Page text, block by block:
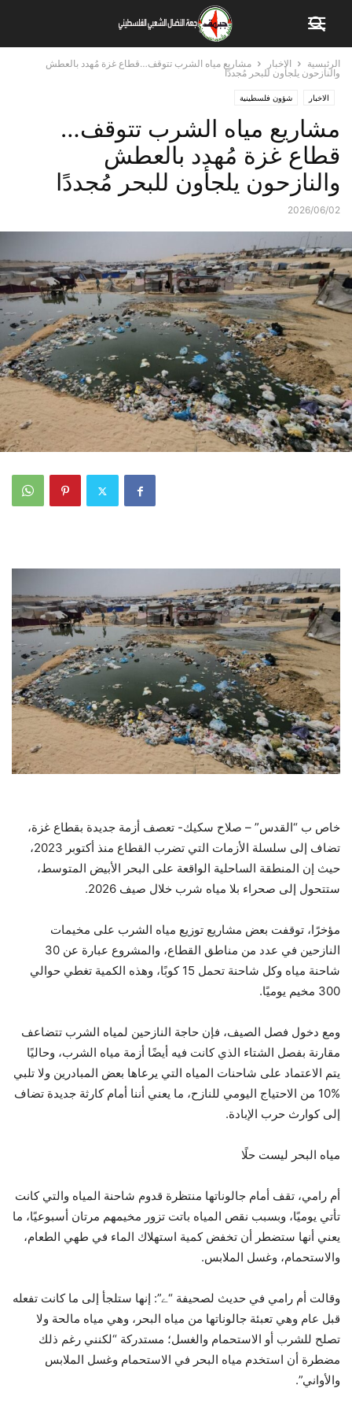
الرئيسية الاخبار
مشاريع مياه الشرب تتوقف…قطاع غزة مُهدد بالعطش
والنازحون يلجأون للبحر مُجددًا
الاخبار شؤون فلسطينية
مشاريع مياه الشرب تتوقف…
قطاع غزة مُهدد بالعطش
والنازحون يلجأون للبحر مُجددًا
2026/06/02
خاص ب “القدس” – صلاح سكيك- تعصف أزمة جديدة بقطاع غزة،
تضاف إلى سلسلة الأزمات التي تضرب القطاع منذ أكتوبر 2023،
حيث إن المنطقة الساحلية الواقعة على البحر الأبيض المتوسط،
ستتحول إلى صحراء بلا مياه شرب خلال صيف 2026.
مؤخرًا، توقفت بعض مشاريع توزيع مياه الشرب على مخيمات
النازحين في عدد من مناطق القطاع، والمشروع عبارة عن 30
شاحنة مياه وكل شاحنة تحمل 15 كوبًا، وهذه الكمية تغطي حوالي
300 مخيم يوميًا.
ومع دخول فصل الصيف، فإن حاجة النازحين لمياه الشرب تتضاعف
مقارنة بفصل الشتاء الذي كانت فيه أيضًا أزمة مياه الشرب، وحاليًا
يتم الاعتماد على شاحنات المياه التي يرعاها بعض المبادرين ولا تلبي
10‎%‎ من الاحتياج اليومي للنازح، ما يعني أننا أمام كارثة جديدة تضاف
إلى كوارث حرب الإبادة.
مياه البحر ليست حلًا
أم رامي، تقف أمام جالوناتها منتظرة قدوم شاحنة المياه والتي كانت
تأتي يوميًا، وبسبب نقص المياه باتت تزور مخيمهم مرتان أسبوعيًا، ما
يعني أنها ستضطر أن تخفض كمية استهلاك الماء في طهي الطعام،
والاستحمام، وغسل الملابس.
وقالت أم رامي في حديث لصحيفة “ے”: إنها ستلجأ إلى ما كانت تفعله
قبل عام وهي تعبئة جالوناتها من مياه البحر، وهي مياه مالحة ولا
تصلح للشرب أو الاستحمام والغسل؛ مستدركة “لكنني رغم ذلك
مضطرة أن استخدم مياه البحر في الاستحمام وغسل الملابس
والأواني”.